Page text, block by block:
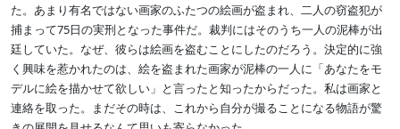
た。あまり有名ではない画家のふたつの絵画が盗まれ、二人の窃盗犯が
捕まって75日の実刑となった事件だ。裁判にはそのうち一人の泥棒が出
廷していた。なぜ、彼らは絵画を盗むことにしたのだろう。決定的に強
く興味を惹かれたのは、絵を盗まれた画家が泥棒の一人に「あなたをモ
デルに絵を描かせて欲しい」と言ったと知ったからだった。私は画家と
連絡を取った。まだその時は、これから自分が撮ることになる物語が驚